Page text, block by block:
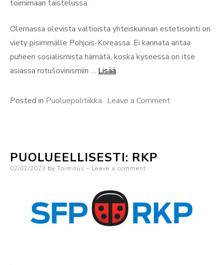
toimimaan taistelussa.
Olemassa olevista valtioista yhteiskunnan estetisointi on
viety pisimmälle Pohjois-Koreassa. Ei kannata antaa
puheen sosialismista hämätä, koska kyseessä on itse
asiassa rotušovinismiin … Lisää
Posted in Puoluepolitiikka Leave a Commenton
PUOLUEELLISESTI: RKP
Posted
02/02/2023 by Toimitus Leave a comment